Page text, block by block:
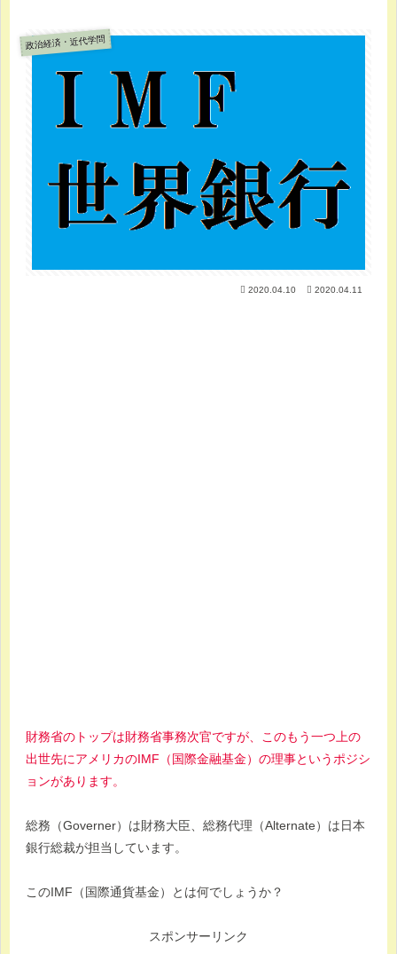
政治経済・近代学問
2020.04.10 2020.04.11
財務省のトップは財務省事務次官ですが、このもう一つ上の
出世先にアメリカのIMF（国際金融基金）の理事というポジシ
ョンがあります。
総務（Governer）は財務大臣、総務代理（Alternate）は日本
銀行総裁が担当しています。
このIMF（国際通貨基金）とは何でしょうか？
スポンサーリンク